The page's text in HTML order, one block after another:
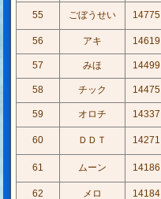
55 ごぼうせい 14775
56
アキ 14619
57 みほ 14499
58 チック 14475
59 オロチ 14337
60 ＤＤＴ 14271
61
ムーン 14186
62
メロ 14184